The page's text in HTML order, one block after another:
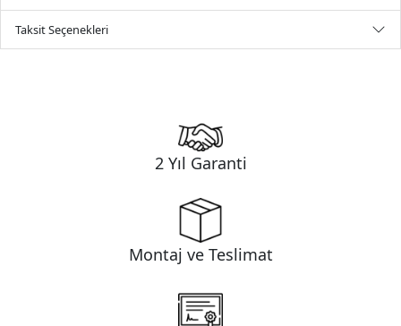
Taksit Seçenekleri
2 Yıl Garanti
Montaj ve Teslimat